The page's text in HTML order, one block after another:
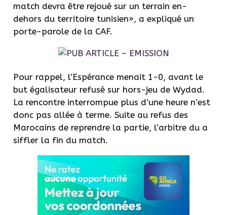
match devra être rejoué sur un terrain en-
dehors du territoire tunisien», a expliqué un
porte-parole de la CAF.
Pour rappel, l’Espérance menait 1-0, avant le
but égalisateur refusé sur hors-jeu de Wydad.
La rencontre interrompue plus d’une heure n’est
donc pas allée à terme. Suite au refus des
Marocains de reprendre la partie, l’arbitre du a
siffler la fin du match.